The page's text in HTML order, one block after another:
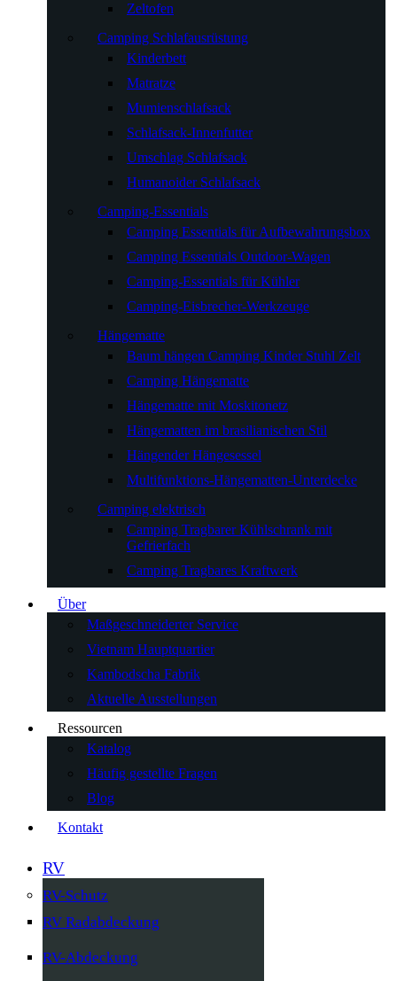
Zeltofen
Camping Schlafausrüstung
Kinderbett
Matratze
Mumienschlafsack
Schlafsack-Innenfutter
Umschlag Schlafsack
Humanoider Schlafsack
Camping-Essentials
Camping Essentials für Aufbewahrungsbox
Camping Essentials Outdoor-Wagen
Camping-Essentials für Kühler
Camping-Eisbrecher-Werkzeuge
Hängematte
Baum hängen Camping Kinder Stuhl Zelt
Camping Hängematte
Hängematte mit Moskitonetz
Hängematten im brasilianischen Stil
Hängender Hängesessel
Multifunktions-Hängematten-Unterdecke
Camping elektrisch
Camping Tragbarer Kühlschrank mit
Gefrierfach
Camping Tragbares Kraftwerk
Über
Maßgeschneiderter Service
Vietnam Hauptquartier
Kambodscha Fabrik
Aktuelle Ausstellungen
Ressourcen
Katalog
Häufig gestellte Fragen
Blog
Kontakt
RV
RV-Schutz
RV Radabdeckung
RV-Abdeckung